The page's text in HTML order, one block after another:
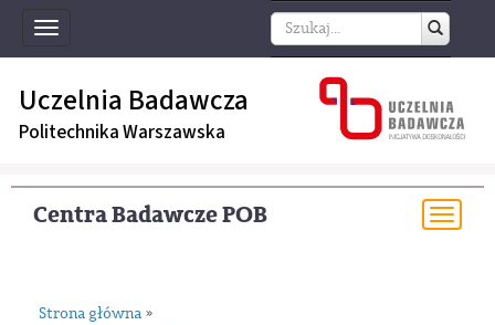
Toggle
navigation
Uczelnia Badawcza
Politechnika Warszawska
Centra Badawcze POB
Strona główna »